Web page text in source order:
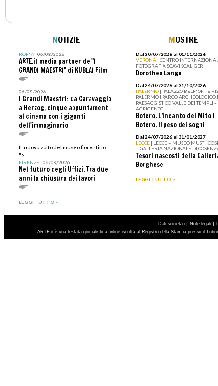
NOTIZIE
ROMA| 06/08/2026
ARTE.it media partner de "I
GRANDI MAESTRI" di KUBLAI Film
06/08/2026
I Grandi Maestri: da Caravaggio
a Herzog, cinque appuntamenti
al cinema con i giganti
dell'immaginario
Il nuovo volto del museo fiorentino
">
FIRENZE| 06/08/2026
Nel futuro degli Uffizi. Tra due
anni la chiusura dei lavori
LEGGI TUTTO >
MOSTRE
Dal 30/07/2026 al 01/11/2026
VERONA | CENTRO
FOTOGRAFIA SCAVI SCALIGERI
Dorothea Lange
Dal 24/07/2026 al 31/10/2026
PALERMO | PALAZZO BELMONTE
PALERMO I PARCO ARCHEOLOGICO
PAESAGGISTICO VALLE DEI TEMPLI -
AGRIGENTO
Botero. L’incanto del Mito I
Botero. Il peso dei sogni
Dal 24/07/2026 al 31/01/2027
LECCE | LECCE – MUSEO MUST I
– GALLERIA NAZIONALE DI
Tesori nascosti della
Borghese
LEGGI TUTTO >
Dati societari | Note legali |
ARTE.it è una testata giornalistica online iscritta al Registro della Stampa presso il